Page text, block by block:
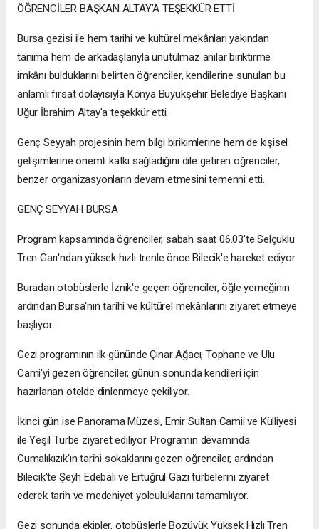
ÖĞRENCİLER BAŞKAN ALTAY’A TEŞEKKÜR ETTİ
Bursa gezisi ile hem tarihi ve kültürel mekânları yakından
tanıma hem de arkadaşlarıyla unutulmaz anılar biriktirme
imkânı bulduklarını belirten öğrenciler, kendilerine sunulan bu
anlamlı fırsat dolayısıyla Konya Büyükşehir Belediye Başkanı
Uğur İbrahim Altay'a teşekkür etti.
Genç Seyyah projesinin hem bilgi birikimlerine hem de kişisel
gelişimlerine önemli katkı sağladığını dile getiren öğrenciler,
benzer organizasyonların devam etmesini temenni etti.
GENÇ SEYYAH BURSA
Program kapsamında öğrenciler, sabah saat 06.03'te Selçuklu
Tren Garı'ndan yüksek hızlı trenle önce Bilecik'e hareket ediyor.
Buradan otobüslerle İznik'e geçen öğrenciler, öğle yemeğinin
ardından Bursa'nın tarihi ve kültürel mekânlarını ziyaret etmeye
başlıyor.
Gezi programının ilk gününde Çınar Ağacı, Tophane ve Ulu
Cami'yi gezen öğrenciler, günün sonunda kendileri için
hazırlanan otelde dinlenmeye çekiliyor.
İkinci gün ise Panorama Müzesi, Emir Sultan Camii ve Külliyesi
ile Yeşil Türbe ziyaret ediliyor. Programın devamında
Cumalıkızık'ın tarihi sokaklarını gezen öğrenciler, ardından
Bilecik'te Şeyh Edebali ve Ertuğrul Gazi türbelerini ziyaret
ederek tarih ve medeniyet yolculuklarını tamamlıyor.
Gezi sonunda ekipler, otobüslerle Bozüyük Yüksek Hızlı Tren